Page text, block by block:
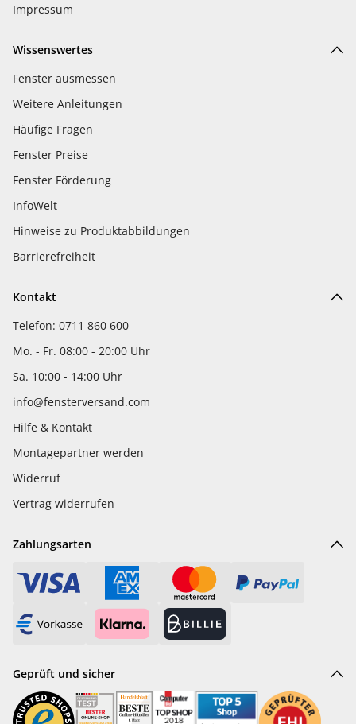
Impressum
Wissenswertes
Fenster ausmessen
Weitere Anleitungen
Häufige Fragen
Fenster Preise
Fenster Förderung
InfoWelt
Hinweise zu Produktabbildungen
Barrierefreiheit
Kontakt
Telefon: 0711 860 600
Mo. - Fr. 08:00 - 20:00 Uhr
Sa. 10:00 - 14:00 Uhr
info@fensterversand.com
Hilfe & Kontakt
Montagepartner werden
Widerruf
Vertrag widerrufen
Zahlungsarten
Geprüft und sicher